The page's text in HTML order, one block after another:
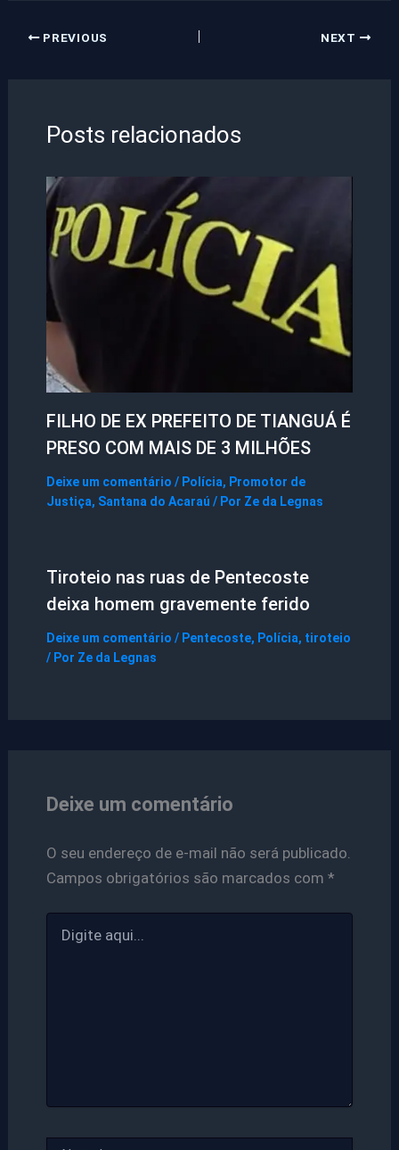
PREVIOUS NEXT
Posts relacionados
FILHO DE EX PREFEITO DE TIANGUÁ É
PRESO COM MAIS DE 3 MILHÕES
Deixe um comentário / Polícia, Promotor de
Justiça, Santana do Acaraú / Por Ze da Legnas
Tiroteio nas ruas de Pentecoste
deixa homem gravemente ferido
Deixe um comentário / Pentecoste, Polícia, tiroteio
/ Por Ze da Legnas
Deixe um comentário
O seu endereço de e-mail não será publicado.
Campos obrigatórios são marcados com *
aqui...